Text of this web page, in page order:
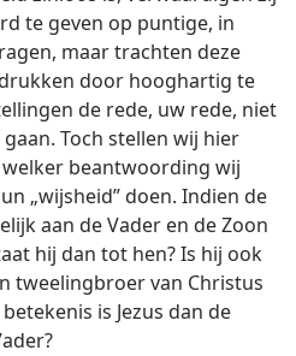
te geven op puntige, in
maar trachten deze
door hooghartig te
de rede, uw rede, niet
Toch stellen wij hier
beantwoording wij
„wijsheid” doen. Indien de
aan de Vader en de Zoon
hij dan tot hen? Is hij ook
tweelingbroer van Christus
is Jezus dan de